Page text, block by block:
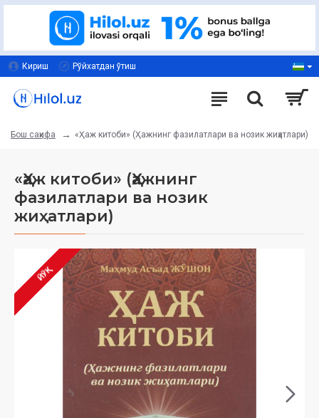
Кириш Рўйхатдан ўтиш
Бош саҳифа «Ҳаж китоби» (Ҳажнинг фазилатлари ва нозик жиҳатлари)
«Ҳаж китоби» (Ҳажнинг
фазилатлари ва нозик
жиҳатлари)
ЙЎҚ